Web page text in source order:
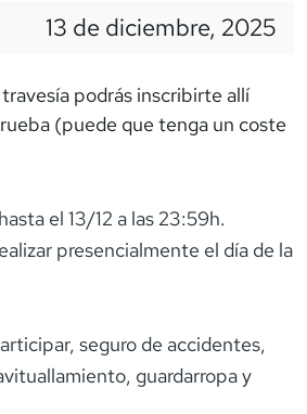
13 de diciembre, 2025
podrás inscribirte allí
(puede que tenga un coste
el 13/12 a las 23:59h.
presencialmente el día de la
seguro de accidentes,
guardarropa y